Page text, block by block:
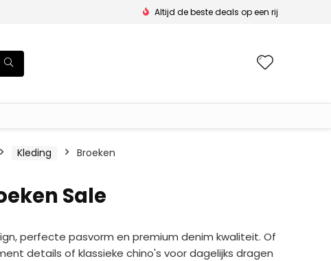
Altijd de beste deals op een rij
Kleding Broeken
Sale
perfecte pasvorm en premium denim kwaliteit. Of
details of klassieke chino's voor dagelijks dragen